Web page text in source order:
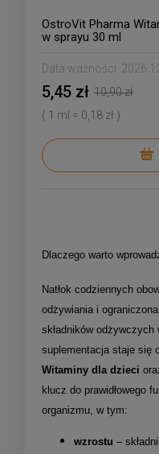
OstroVit Pharma
w sprayu 30 ml
Data ważności:
5,45 zł 10,90 zł
( 1 ml = 0,18 zł )
Dlaczego warto
Natłok codziennych
odżywiania i
składników
suplementacja staje się
Witaminy dla dzieci
klucz do prawidłowego
organizmu, w tym:
wzrostu –